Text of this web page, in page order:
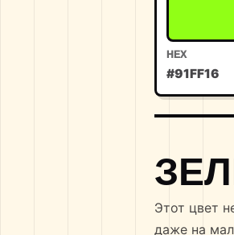
HEX
#91FF16
Этот цвет
даже на